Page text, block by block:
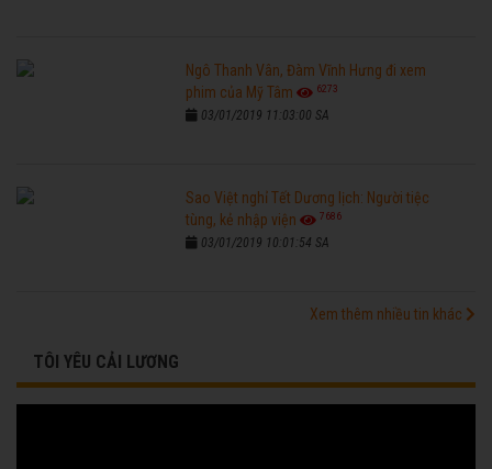
Ngô Thanh Vân, Đàm Vĩnh Hưng đi xem
phim của Mỹ Tâm
6273
03/01/2019 11:03:00 SA
Sao Việt nghỉ Tết Dương lịch: Người tiệc
tùng, kẻ nhập viện
7686
03/01/2019 10:01:54 SA
Xem thêm nhiều tin khác
TÔI YÊU CẢI LƯƠNG